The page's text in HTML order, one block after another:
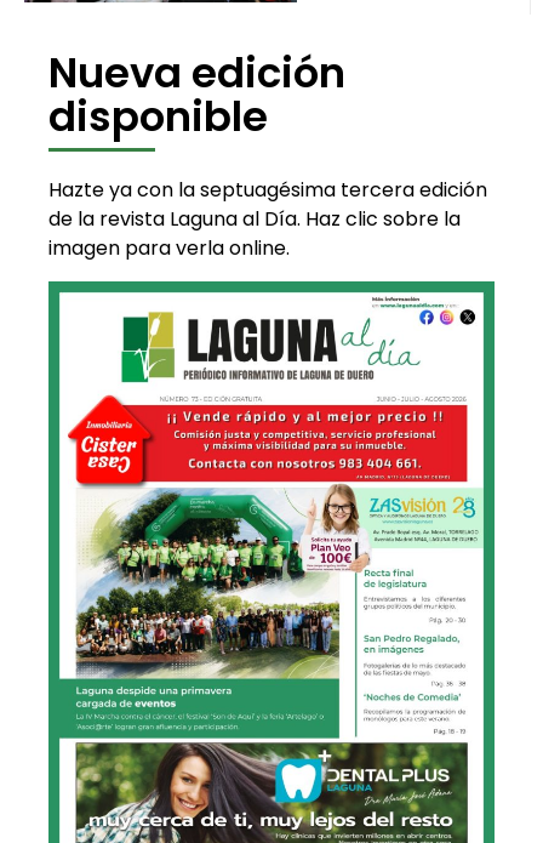
Nueva edición
disponible
Hazte ya con la septuagésima tercera edición
de la revista Laguna al Día. Haz clic sobre la
imagen para verla online.